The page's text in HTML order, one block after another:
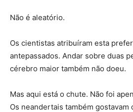
Não é aleatório.
Os cientistas atribuíram esta
antepassados. Andar sobre duas
cérebro maior também não doeu.
Mas aqui está o chute. Não foi
Os neandertais também gostavam